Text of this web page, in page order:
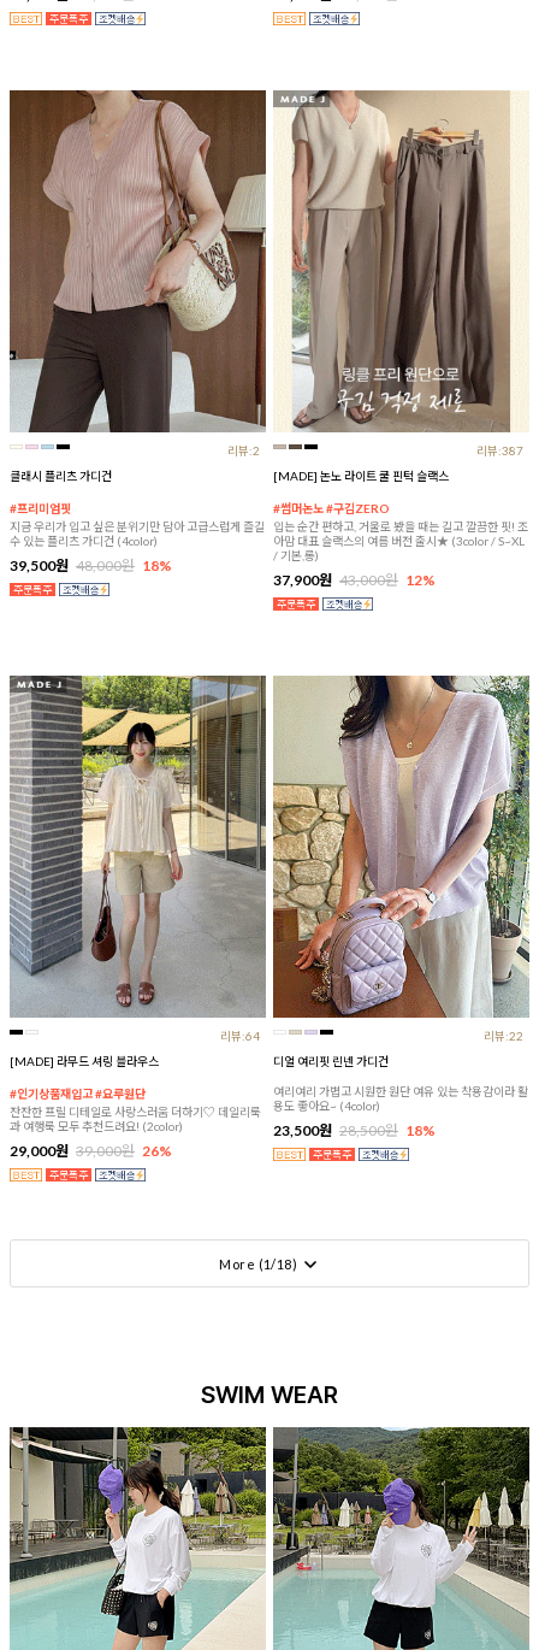
리뷰:2
클래시 플리츠 가디건
#프리미엄핏
지금 우리가 입고 싶은 분위기만 담아 고급스럽게 즐길
수 있는 플리츠 가디건 (4color)
39,500원 48,000원 18%
리뷰:387
[MADE] 논노 라이트 쿨 핀턱 슬랙스
#썸머논노 #구김ZERO
입는 순간 편하고, 거울로 봤을 때는 길고 깔끔한 핏! 조
아맘 대표 슬랙스의 여름 버전 출시★ (3color / S~XL
/ 기본,롱)
37,900원 43,000원 12%
리뷰:64
[MADE] 라무드 셔링 블라우스
#인기상품재입고 #요루원단
잔잔한 프릴 디테일로 사랑스러움 더하기♡ 데일리룩
과 여행룩 모두 추천드려요! (2color)
29,000원 39,000원 26%
리뷰:22
디얼 여리핏 린넨 가디건
여리여리 가볍고 시원한 원단 여유 있는 착용감이라 활
용도 좋아요~ (4color)
23,500원 28,500원 18%
More (1/18)
SWIM WEAR